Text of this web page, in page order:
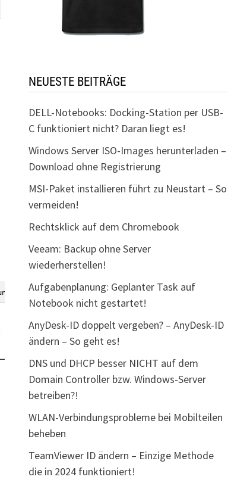
NEUESTE BEITRÄGE
DELL-Notebooks: Docking-Station per USB-
C funktioniert nicht? Daran liegt es!
Windows Server ISO-Images herunterladen –
Download ohne Registrierung
MSI-Paket installieren führt zu Neustart – So
vermeiden!
Rechtsklick auf dem Chromebook
Veeam: Backup ohne Server
wiederherstellen!
Aufgabenplanung: Geplanter Task auf
Notebook nicht gestartet!
AnyDesk-ID doppelt vergeben? – AnyDesk-ID
ändern – So geht es!
DNS und DHCP besser NICHT auf dem
Domain Controller bzw. Windows-Server
betreiben?!
WLAN-Verbindungsprobleme bei Mobilteilen
beheben
TeamViewer ID ändern – Einzige Methode
die in 2024 funktioniert!